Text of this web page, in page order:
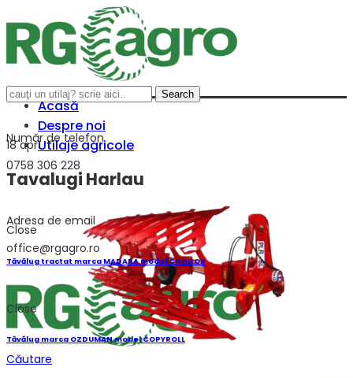
Search
Număr de telefon
0758 306 228
Adresa de email
office@rgagro.ro
Căutare
Acasă
Despre noi
Utilaje agricole
18apr.
Tavalugi Harlau
Close
Tăvălug tractat marca MADARA model CONDOR
Close
Tăvălug marca OZDUMAN model COPYROLL